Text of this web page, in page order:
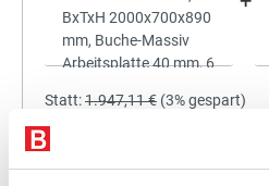
Statt:1.947,11 € (3%gespart)
Preis für alle: